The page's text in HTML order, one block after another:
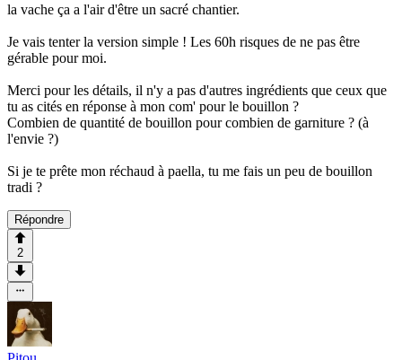
la vache ça a l'air d'être un sacré chantier.
Je vais tenter la version simple ! Les 60h risques de ne pas être
gérable pour moi.
Merci pour les détails, il n'y a pas d'autres ingrédients que ceux que
tu as cités en réponse à mon com' pour le bouillon ?
Combien de quantité de bouillon pour combien de garniture ? (à
l'envie ?)
Si je te prête mon réchaud à paella, tu me fais un peu de bouillon
tradi ?
Répondre
2